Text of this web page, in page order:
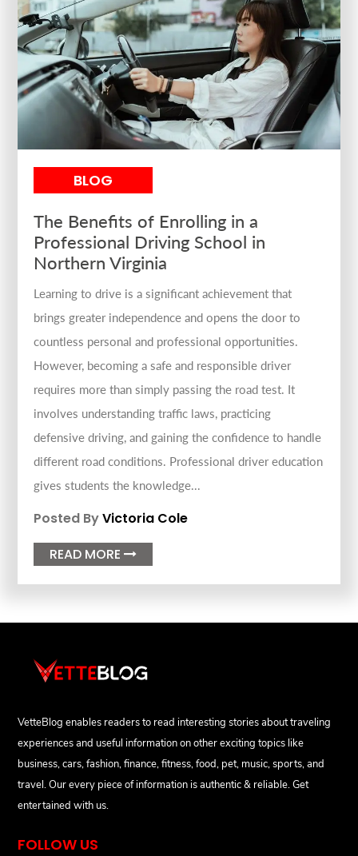
BLOG
The Benefits of Enrolling in a
Professional Driving School in
Northern Virginia
Learning to drive is a significant achievement that
brings greater independence and opens the door to
countless personal and professional opportunities.
However, becoming a safe and responsible driver
requires more than simply passing the road test. It
involves understanding traffic laws, practicing
defensive driving, and gaining the confidence to handle
different road conditions. Professional driver education
gives students the knowledge...
Posted ByVictoria Cole
READ MORE
VetteBlog enables readers to read interesting stories about traveling
experiences and useful information on other exciting topics like
business, cars, fashion, finance, fitness, food, pet, music, sports, and
travel. Our every piece of information is authentic & reliable. Get
entertained with us.
FOLLOW US